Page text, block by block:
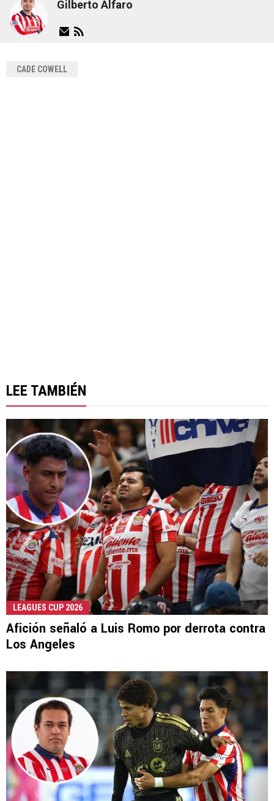
Gilberto Alfaro
CADE COWELL
LEE TAMBIÉN
LEAGUES CUP 2026
Afición señaló a Luis Romo por derrota contra
Los Angeles